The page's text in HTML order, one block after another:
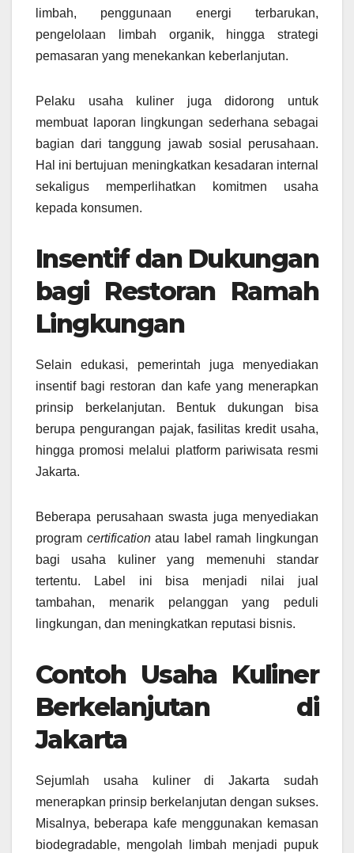
limbah, penggunaan energi terbarukan,
pengelolaan limbah organik, hingga strategi
pemasaran yang menekankan keberlanjutan.
Pelaku usaha kuliner juga didorong untuk
membuat laporan lingkungan sederhana sebagai
bagian dari tanggung jawab sosial perusahaan.
Hal ini bertujuan meningkatkan kesadaran internal
sekaligus memperlihatkan komitmen usaha
kepada konsumen.
Insentif dan Dukungan
bagi Restoran Ramah
Lingkungan
Selain edukasi, pemerintah juga menyediakan
insentif bagi restoran dan kafe yang menerapkan
prinsip berkelanjutan. Bentuk dukungan bisa
berupa pengurangan pajak, fasilitas kredit usaha,
hingga promosi melalui platform pariwisata resmi
Jakarta.
Beberapa perusahaan swasta juga menyediakan
program certificationatau label ramah lingkungan
bagi usaha kuliner yang memenuhi standar
tertentu. Label ini bisa menjadi nilai jual
tambahan, menarik pelanggan yang peduli
lingkungan, dan meningkatkan reputasi bisnis.
Contoh Usaha Kuliner
Berkelanjutan di
Jakarta
Sejumlah usaha kuliner di Jakarta sudah
menerapkan prinsip berkelanjutan dengan sukses.
Misalnya, beberapa kafe menggunakan kemasan
biodegradable, mengolah limbah menjadi pupuk